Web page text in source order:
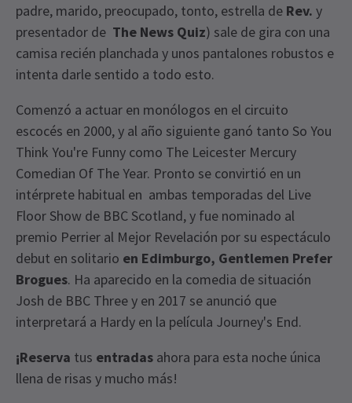
padre, marido, preocupado, tonto, estrella de Rev. y
presentador de The News Quiz) sale de gira con una
camisa recién planchada y unos pantalones robustos e
intenta darle sentido a todo esto.
Comenzó a actuar en monólogos en el circuito
escocés en 2000, y al año siguiente ganó tanto So You
Think You're Funny como The Leicester Mercury
Comedian Of The Year. Pronto se convirtió en un
intérprete habitual en ambas temporadas del Live
Floor Show de BBC Scotland, y fue nominado al
premio Perrier al Mejor Revelación por su espectáculo
debut en solitario en Edimburgo, Gentlemen Prefer
Brogues. Ha aparecido en la comedia de situación
Josh de BBC Three y en 2017 se anunció que
interpretará a Hardy en la película Journey's End.
¡Reserva tus entradas ahora para esta noche única
llena de risas y mucho más!